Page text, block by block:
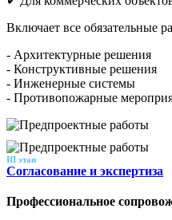
Включает все обязательные
- Архитектурные решения
- Конструктивные решения
- Инженерные системы
- Противопожарные
III этап
Согласование и экспертиза
Профессиональное